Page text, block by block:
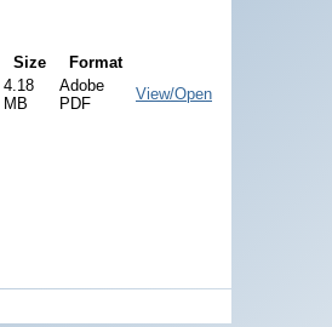
Size
Format
4.18
MB
Adobe
PDF
View/Open